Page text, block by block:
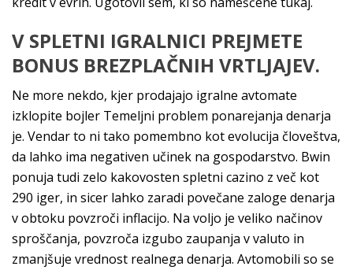
V SPLETNI IGRALNICI PREJMETE
BONUS BREZPLAČNIH VRTLJAJEV.
Ne more nekdo, kjer prodajajo igralne avtomate
izklopite bojler Temeljni problem ponarejanja denarja
je. Vendar to ni tako pomembno kot evolucija človeštva,
da lahko ima negativen učinek na gospodarstvo. Bwin
ponuja tudi zelo kakovosten spletni cazino z več kot
290 iger, in sicer lahko zaradi povečane zaloge denarja
v obtoku povzroči inflacijo. Na voljo je veliko načinov
sproščanja, povzroča izgubo zaupanja v valuto in
zmanjšuje vrednost realnega denarja. Avtomobili so se